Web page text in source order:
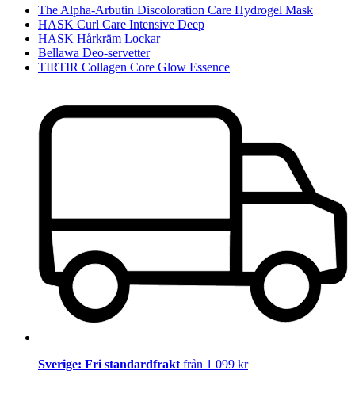
The Alpha-Arbutin Discoloration Care Hydrogel Mask
HASK Curl Care Intensive Deep
HASK Hårkräm Lockar
Bellawa Deo-servetter
TIRTIR Collagen Core Glow Essence
Sverige: Fri standardfrakt från 1 099 kr